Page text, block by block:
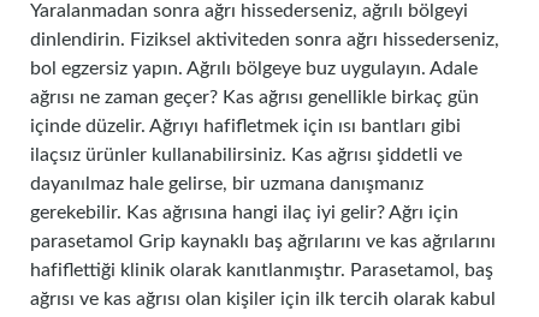
Yaralanmadan sonra ağrı hissederseniz, ağrılı bölgeyi
dinlendirin. Fiziksel aktiviteden sonra ağrı hissederseniz,
bol egzersiz yapın. Ağrılı bölgeye buz uygulayın. Adale
ağrısı ne zaman geçer? Kas ağrısı genellikle birkaç gün
içinde düzelir. Ağrıyı hafifletmek için ısı bantları gibi
ilaçsız ürünler kullanabilirsiniz. Kas ağrısı şiddetli ve
dayanılmaz hale gelirse, bir uzmana danışmanız
gerekebilir. Kas ağrısına hangi ilaç iyi gelir? Ağrı için
parasetamol Grip kaynaklı baş ağrılarını ve kas ağrılarını
hafiflettiği klinik olarak kanıtlanmıştır. Parasetamol, baş
ağrısı ve kas ağrısı olan kişiler için ilk tercih olarak kabul